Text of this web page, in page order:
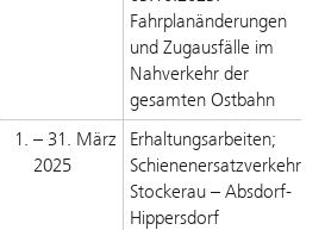
Fahrplanänderungen
und Zugausfälle im
Nahverkehr der
gesamten Ostbahn
– 31. März
2025
Erhaltungsarbeiten;
Schienenersatzverkehr
Stockerau – Absdorf-
Hippersdorf